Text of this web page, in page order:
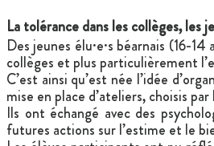
La tolérance dans les collèges, les
Des jeunes élu·e·s béarnais (16-
collèges et plus particulièrement
C’est ainsi qu’est née l’idée
mise en place d’ateliers, choisis
Ils ont échangé avec des
futures actions sur l’estime et le